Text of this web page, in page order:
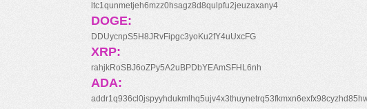
ltc1qunmetjeh6mzz0hsagz8d8qulpfu2jeuzaxany4
DOGE:
DDUycnpS5H8JRvFipgc3yoKu2fY4uUxcFG
XRP:
rahjkRoSBJ6oZPy5A2uBPDbYEAmSFHL6nh
ADA: